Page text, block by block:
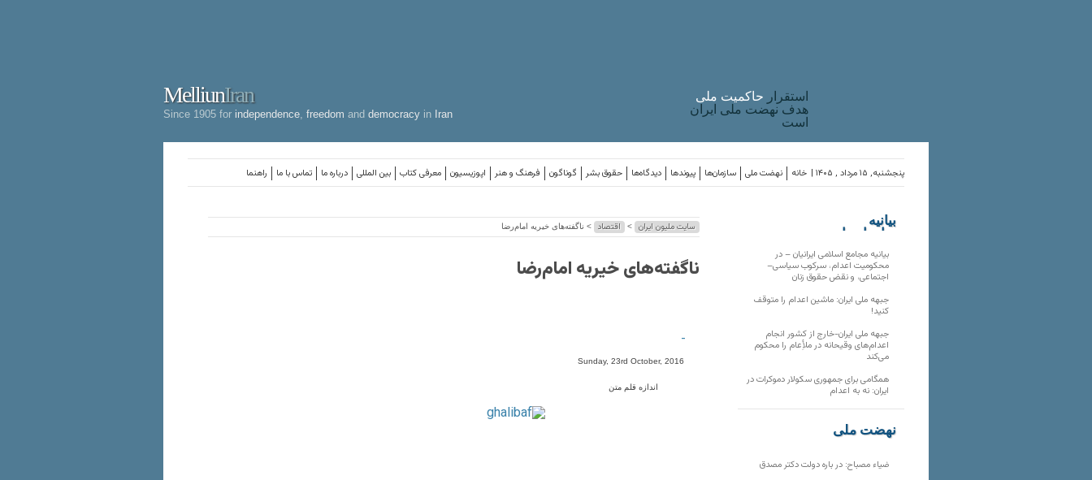
MelliunIran
Since 1905 for independence freedom and democracy in Iran
استقرار حاکميت ملی
هدف نهضت ملی ایران
است
راهنما تماس با ما درباره ما بین المللی معرفی کتاب اپوزیسیون فرهنگ و هنر گوناگون حقوق بشر دیدگاه‌ها پیوندها سازمان‌ها نهضت ملی خانه پنجشنبه, ۱۵ مرداد , ۱۴۰۵ |
سایت ملیون ایران > اقتصاد > ناگفته‌های خیریه امام‌رضا
ناگفته‌های خیریه امام‌رضا
-
Sunday, 23rd October, 2016
اندازه قلم متن
بیانیه
سازمان‌های
بیانیه مجامع اسلامی ایرانیان – در
محکومیت اعدام، سرکوب سیاسی–
اجتماعی، و نقض حقوق زنان
جبهه ملی ایران: ماشین اعدام را متوقف
کنید!
جبهه ملی ایران-خارج از کشور انجام
اعدام‌های وقیحانه در ملأِعام را محکوم
می‌کند
همگامی برای جمهوری سکولار دموکرات در
ایران: نه به اعدام
نهضت ملی
ضیاء مصباح: در باره دولت دکتر مصدق